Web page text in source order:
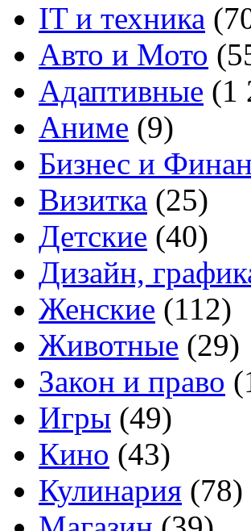
IT и техника
Авто и Мото
Адаптивные (1
Аниме (9)
Бизнес и
Визитка (25)
Детские (40)
Дизайн,
Женские (112)
Животные (29)
Закон и право
Игры (49)
Кино (43)
Кулинария (78)